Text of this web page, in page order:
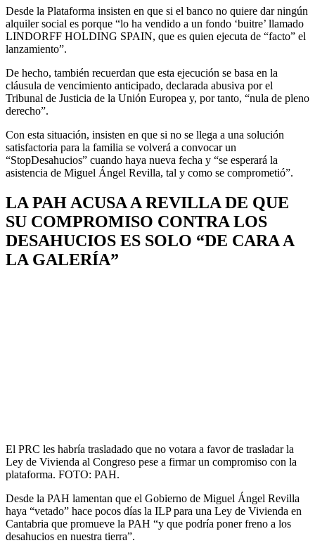
Desde la Plataforma insisten en que si el banco no quiere dar ningún
alquiler social es porque “lo ha vendido a un fondo ‘buitre’ llamado
LINDORFF HOLDING SPAIN, que es quien ejecuta de “facto” el
lanzamiento”.
De hecho, también recuerdan que esta ejecución se basa en la
cláusula de vencimiento anticipado, declarada abusiva por el
Tribunal de Justicia de la Unión Europea y, por tanto, “nula de pleno
derecho”.
Con esta situación, insisten en que si no se llega a una solución
satisfactoria para la familia se volverá a convocar un
“StopDesahucios” cuando haya nueva fecha y “se esperará la
asistencia de Miguel Ángel Revilla, tal y como se comprometió”.
LA PAH ACUSA A REVILLA DE QUE
SU COMPROMISO CONTRA LOS
DESAHUCIOS ES SOLO “DE CARA A
LA GALERÍA”
El PRC les habría trasladado que no votara a favor de trasladar la
Ley de Vivienda al Congreso pese a firmar un compromiso con la
plataforma. FOTO: PAH.
Desde la PAH lamentan que el Gobierno de Miguel Ángel Revilla
haya “vetado” hace pocos días la ILP para una Ley de Vivienda en
Cantabria que promueve la PAH “y que podría poner freno a los
desahucios en nuestra tierra”.